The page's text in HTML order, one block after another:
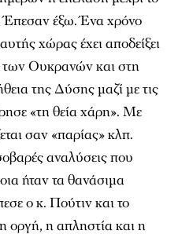
Έπεσαν έξω. Ένα χρόνο
χώρας έχει αποδείξει
των Ουκρανών και στη
της Δύσης μαζί με τις
«τη θεία χάρη». Με
σαν «παρίας» κλπ.
αναλύσεις που
ήταν τα θανάσιμα
ο κ. Πούτιν και το
οργή, η απληστία και η